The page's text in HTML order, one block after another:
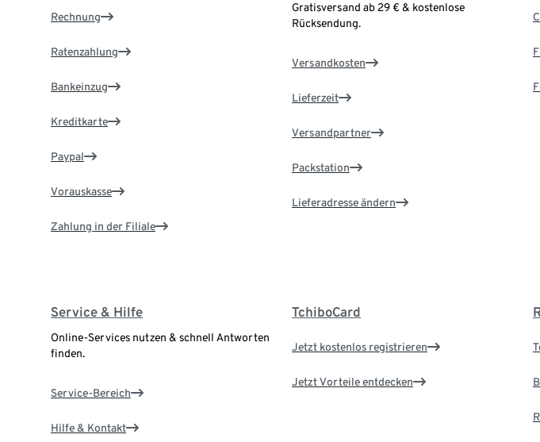
Rechnung
Ratenzahlung
Bankeinzug
Kreditkarte
Paypal
Vorauskasse
Zahlung in der Filiale
Gratisversand ab 29 € & kostenlose
Rücksendung.
Versandkosten
Lieferzeit
Versandpartner
Packstation
Lieferadresse ändern
Service & Hilfe
Online-Services nutzen & schnell Antworten
finden.
Service-Bereich
Hilfe & Kontakt
TchiboCard
Jetzt kostenlos registrieren
Jetzt Vorteile entdecken